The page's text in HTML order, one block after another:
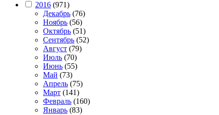
2016 (971)
Декабрь (76)
Ноябрь (56)
Октябрь (51)
Сентябрь (52)
Август (79)
Июль (70)
Июнь (55)
Май (73)
Апрель (75)
Март (141)
Февраль (160)
Январь (83)